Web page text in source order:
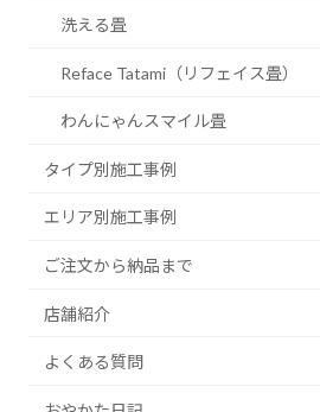
洗える畳
Reface Tatami（リフェイス畳）
わんにゃんスマイル畳
タイプ別施工事例
エリア別施工事例
ご注文から納品まで
店舗紹介
よくある質問